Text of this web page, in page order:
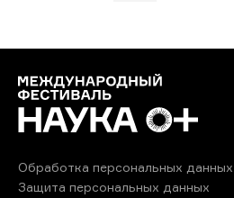
Обработка персональных данных
Защита персональных данных